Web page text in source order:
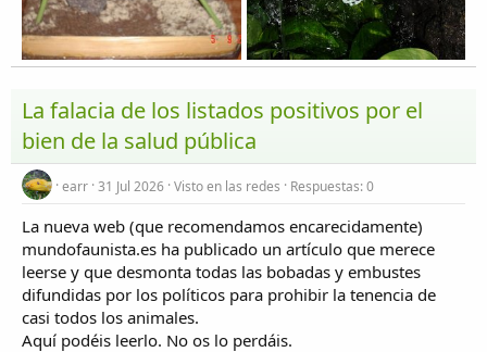
La falacia de los listados positivos por el
bien de la salud pública
earr 31 Jul 2026 Visto en las redes Respuestas: 0
La nueva web (que recomendamos encarecidamente)
mundofaunista.es ha publicado un artículo que merece
leerse y que desmonta todas las bobadas y embustes
difundidas por los políticos para prohibir la tenencia de
casi todos los animales.
Aquí podéis leerlo. No os lo perdáis.